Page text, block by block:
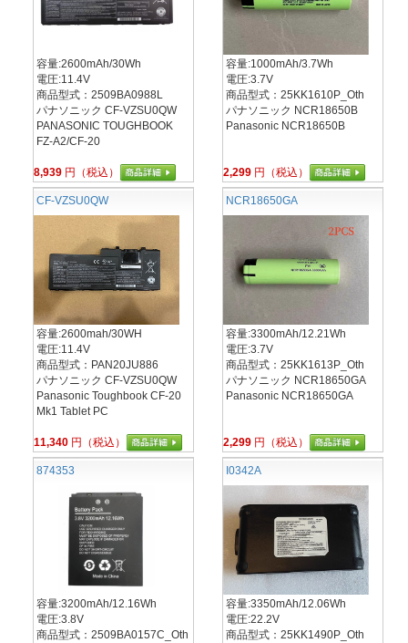
容量:2600mAh/30Wh
電圧:11.4V
商品型式：2509BA0988L
パナソニック CF-VZSU0QW
PANASONIC TOUGHBOOK
FZ-A2/CF-20
8,939 円（税込）
容量:1000mAh/3.7Wh
電圧:3.7V
商品型式：25KK1610P_Oth
パナソニック NCR18650B
Panasonic NCR18650B
2,299 円（税込）
CF-VZSU0QW
容量:2600mah/30WH
電圧:11.4V
商品型式：PAN20JU886
パナソニック CF-VZSU0QW
Panasonic Toughbook CF-20
Mk1 Tablet PC
11,340 円（税込）
NCR18650GA
容量:3300mAh/12.21Wh
電圧:3.7V
商品型式：25KK1613P_Oth
パナソニック NCR18650GA
Panasonic NCR18650GA
2,299 円（税込）
874353
容量:3200mAh/12.16Wh
電圧:3.8V
商品型式：2509BA0157C_Oth
I0342A
容量:3350mAh/12.06Wh
電圧:22.2V
商品型式：25KK1490P_Oth